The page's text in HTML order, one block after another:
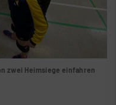
zwei Heimsiege einfahren